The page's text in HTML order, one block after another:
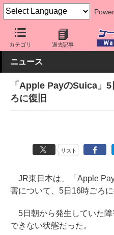
カテゴリ 過去記事
ケータイ Watch アプリ・サー
ニュース
「Apple PayのSuica」
ろに復旧
リスト
JR東日本は、「Apple
害について、5日16時ごろ
5日朝から発生していた障
できない状態だった。